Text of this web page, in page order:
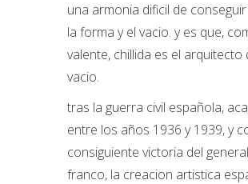
una armonia dificil de
la forma y el vacio. y es que,
valente, chillida es el arquitecto
vacio.
tras la guerra civil española,
entre los años 1936 y 1939, y
consiguiente victoria del general
franco, la creacion artistica